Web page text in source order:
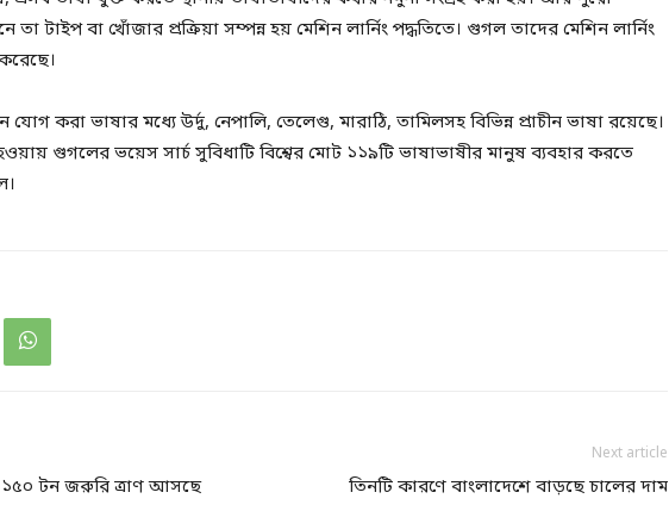
তা টাইপ বা খোঁজার প্রক্রিয়া সম্পন্ন হয় মেশিন লার্নিং পদ্ধতিতে। গুগল তাদের মেশিন লার্নিং
করা ভাষার মধ্যে উর্দু, নেপালি, তেলেগু, মারাঠি, তামিলসহ বিভিন্ন প্রাচীন ভাষা রয়েছে।
গুগলের ভয়েস সার্চ সুবিধাটি বিশ্বের মোট ১১৯টি ভাষাভাষীর মানুষ ব‍্যবহার করতে
১৫০ টন জরুরি ত্রাণ আসছে
Next article
তিনটি কারণে বাংলাদেশে বাড়ছে চালের দাম